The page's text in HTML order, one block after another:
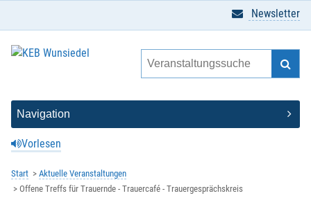
Vorlesen
Newsletter
Start
Aktuelle Veranstaltungen
Offene Treffs für Trauernde - Trauercafé - Trauergesprächskreis